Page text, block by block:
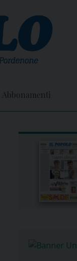
Abbonamenti